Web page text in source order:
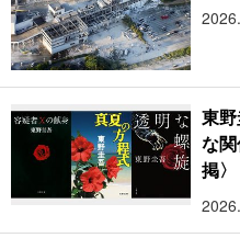
東
な
掲〉